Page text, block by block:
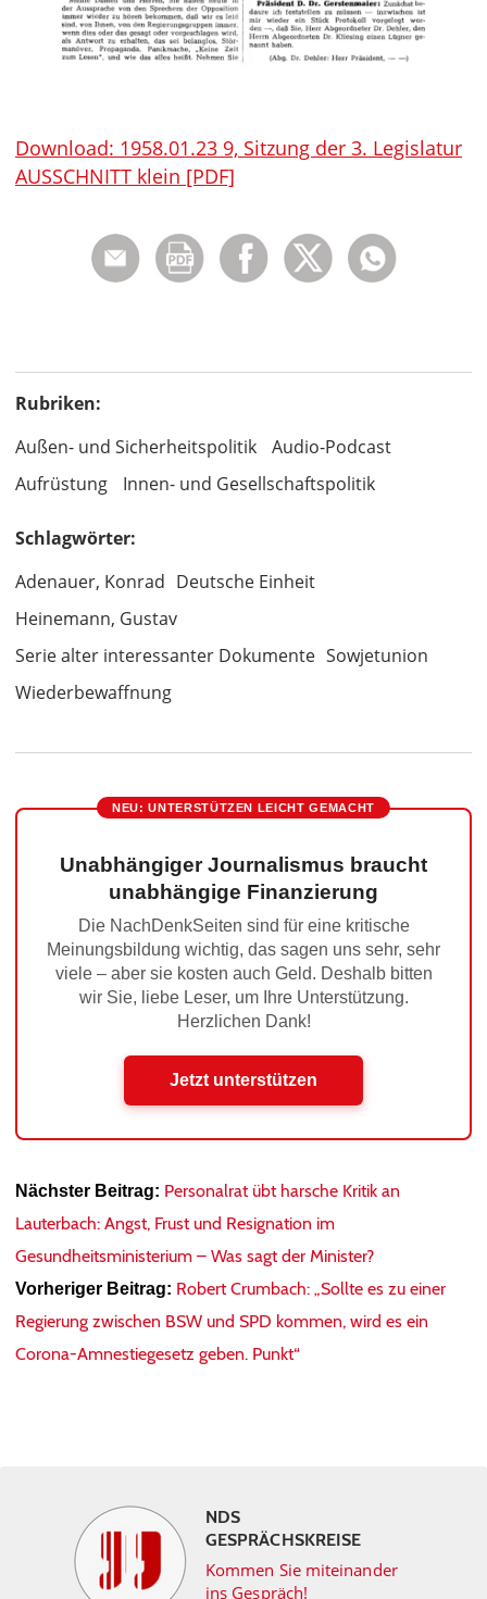
Download: 1958.01.23 9, Sitzung der 3. Legislatur
AUSSCHNITT klein [PDF]
Rubriken:
Außen- und Sicherheitspolitik
Audio-Podcast
Aufrüstung
Innen- und Gesellschaftspolitik
Schlagwörter:
Adenauer, Konrad Deutsche Einheit
Heinemann, Gustav
Serie alter interessanter Dokumente Sowjetunion
Wiederbewaffnung
NEU: UNTERSTÜTZEN LEICHT GEMACHT
Unabhängiger Journalismus braucht
unabhängige Finanzierung
Die NachDenkSeiten sind für eine kritische
Meinungsbildung wichtig, das sagen uns sehr, sehr
viele – aber sie kosten auch Geld. Deshalb bitten
wir Sie, liebe Leser, um Ihre Unterstützung.
Herzlichen Dank!
Jetzt unterstützen
Nächster Beitrag: Personalrat übt harsche Kritik an
Lauterbach: Angst, Frust und Resignation im
Gesundheitsministerium – Was sagt der Minister?
Vorheriger Beitrag: Robert Crumbach: „Sollte es zu einer
Regierung zwischen BSW und SPD kommen, wird es ein
Corona-Amnestiegesetz geben. Punkt“
NDS
GESPRÄCHSKREISE
Kommen Sie miteinander
ins Gespräch!